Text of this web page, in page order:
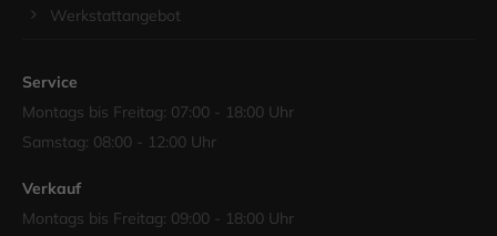
Werkstattangebot
Service
Montags bis Freitag: 07:00 - 18:00 Uhr
Samstag: 08:00 - 12:00 Uhr
Verkauf
Montags bis Freitag: 09:00 - 18:00 Uhr